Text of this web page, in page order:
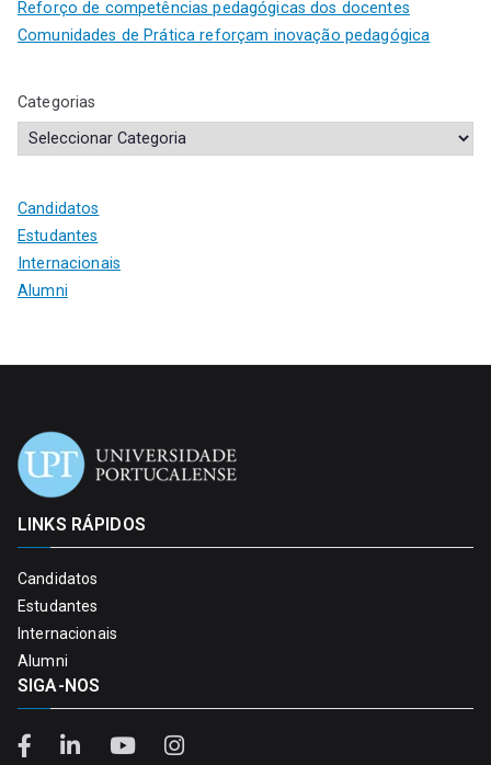
Reforço de competências pedagógicas dos docentes
Comunidades de Prática reforçam inovação pedagógica
Categorias
Candidatos
Estudantes
Internacionais
Alumni
LINKS RÁPIDOS
Candidatos
Estudantes
Internacionais
Alumni
SIGA-NOS